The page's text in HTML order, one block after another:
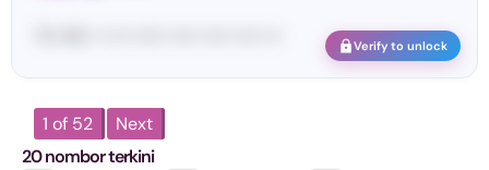
Verify to unlock
1 of 52
Next
20 nombor terkini